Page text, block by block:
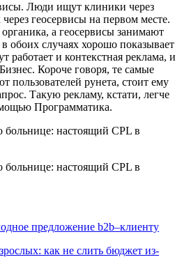
Люди ищут клиники через
геосервисы на первом месте.
а геосервисы занимают
обоих случаях хорошо показывает
работает и контекстная реклама, и
Короче говоря, те самые
пользователей рунета, стоит ему
Такую рекламу, кстати, легче
Программатика.
предложение b2b–клиенту
как не слить бюджет из-